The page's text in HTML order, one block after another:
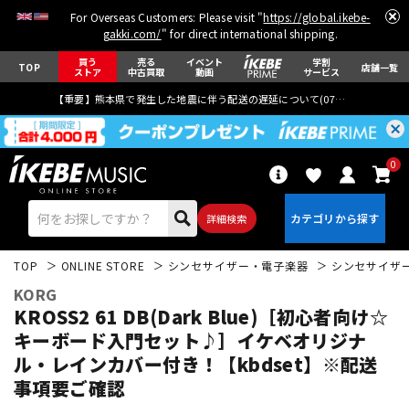
For Overseas Customers: Please visit "https://global.ikebe-
gakki.com/" for direct international shipping.
TOP 買う
ストア
売る
中古買取
イベント
動画
学割
サービス 店舗一覧
【重要】熊本県で発生した地震に伴う配送の遅延について(07月29日
詳細検索
0
エレキギター アコギ/エレアコ
TOP ONLINE STORE シンセサイザー・電子楽器 シンセサイザ
KORG
KROSS2 61 DB(Dark Blue)［初心者向け☆
キーボード入門セット♪］イケベオリジナ
ル・レインカバー付き！【kbdset】※配送
事項要ご確認